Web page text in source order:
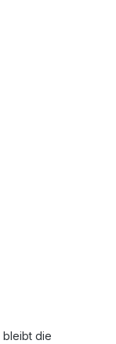
bleibt die